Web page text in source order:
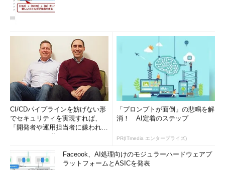
CI/CDパイプラインを妨げない形
でセキュリティを実現すれば、
「開発者や運用担当者に嫌われな
「プロンプトが面倒」の悲鳴を解
消！ AI定着のステップ
PR(ITmedia エンタープライズ)
Faceook、AI処理向けのモジュラーハードウェアプ
ラットフォームとASICを発表